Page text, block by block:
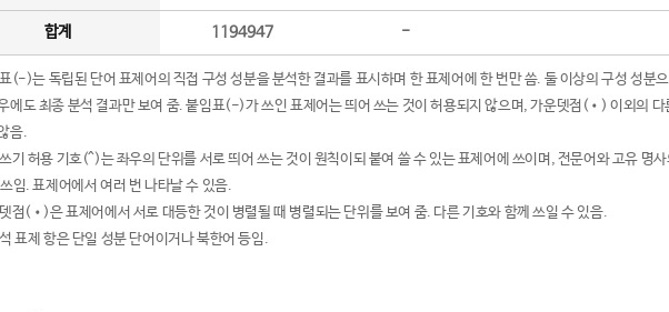
합계 1194947 -
(-)는 독립된 단어 표제어의 직접 구성 성분을 분석한 결과를 표시하며 한 표제어에 한 번만 씀. 둘 이상의 구성 성분으
에도 최종 분석 결과만 보여 줌. 붙임표(-)가 쓰인 표제어는 띄어 쓰는 것이 허용되지 않으며, 가운뎃점(•) 이외의 다
음.
기 허용 기호(^)는 좌우의 단위를 서로 띄어 쓰는 것이 원칙이되 붙여 쓸 수 있는 표제어에 쓰이며, 전문어와 고유 명사
임. 표제어에서 여러 번 나타날 수 있음.
점(•)은 표제어에서 서로 대등한 것이 병렬될 때 병렬되는 단위를 보여 줌. 다른 기호와 함께 쓰일 수 있음.
표제 항은 단일 성분 단어이거나 북한어 등임.